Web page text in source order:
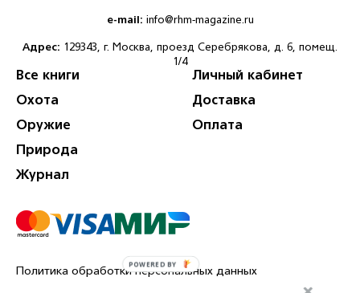
Все книги
Охота
Оружие
Природа
Журнал
Личный кабинет
Доставка
Оплата
Политика обработки персональных данных
e-mail: info@rhm-magazine.ru
Aдрес: 129343, г. Москва, проезд Серебрякова, д. 6, помещ.
1/4
POWERED BY